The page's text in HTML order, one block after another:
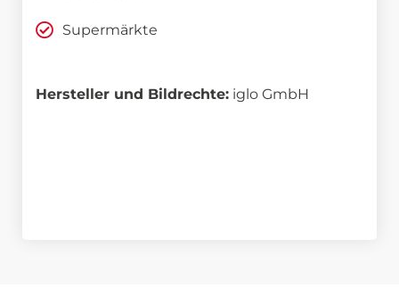
Supermärkte
Hersteller und Bildrechte: iglo GmbH